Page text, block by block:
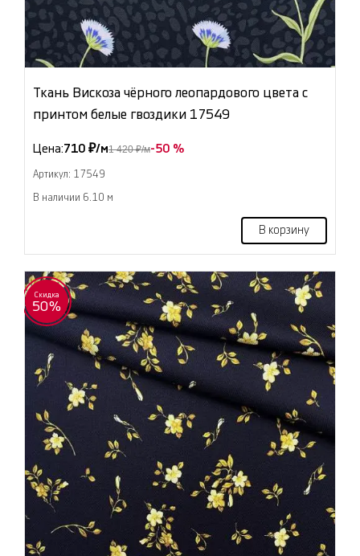
Ткань Вискоза чёрного леопардового цвета с
принтом белые гвоздики 17549
Цена:710 ₽/м1 420 ₽/м-50 %
Артикул: 17549
В наличии 6.10 м
В корзину
Скидка
50%